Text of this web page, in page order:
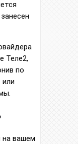
Теле2,
по
или
на вашем